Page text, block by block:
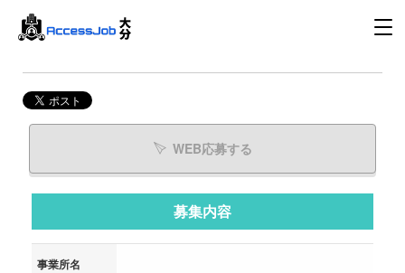
WEB応募する
募集内容
事業所名